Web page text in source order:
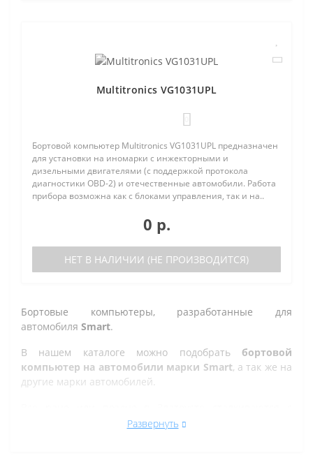
Multitronics VG1031UPL
Бортовой компьютер Multitronics VG1031UPL предназначен
для установки на иномарки с инжекторными и
дизельными двигателями (с поддержкой протокола
диагностики OBD-2) и отечественные автомобили. Работа
прибора возможна как с блоками управления, так и на..
0 р.
НЕТ В НАЛИЧИИ (НЕ ПРОИЗВОДИТСЯ)
Бортовые компьютеры, разработанные для
автомобиля Smart.
В нашем каталоге можно подобрать бортовой
компьютер на автомобили марки Smart, а так же на
другие марки автомобилей.
проблемой по диагностике кодов ошибок автомобиля,
Развернуть